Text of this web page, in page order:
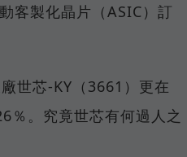
客製化晶片（ASIC）訂
世芯-KY（3661）更在
％。究竟世芯有何過人之